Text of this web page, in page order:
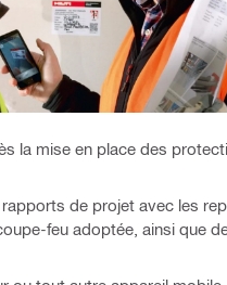
la mise en place des
de projet avec les
feu adoptée, ainsi que